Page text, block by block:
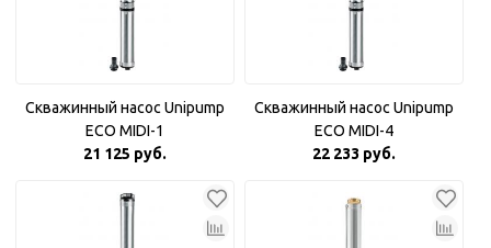
Скважинный насос Unipump
ECO MIDI-1
21 125 руб.
Скважинный насос Unipump
ECO MIDI-4
22 233 руб.